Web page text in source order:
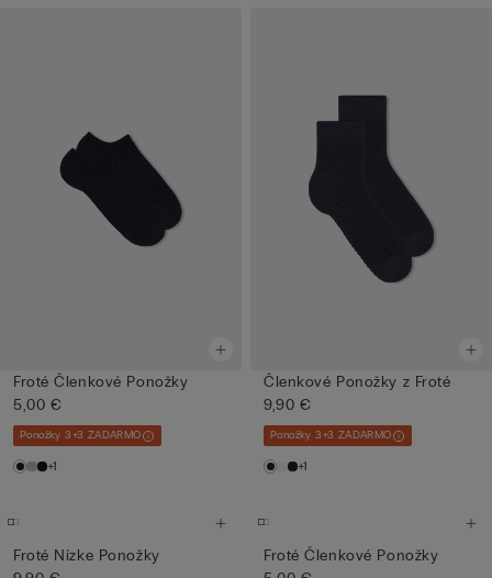
Froté Členkové Ponožky
5,00 €
Ponožky 3+3 ZADARMO
+1
Členkové Ponožky z Froté
9,90 €
Ponožky 3+3 ZADARMO
+1
Froté Nízke Ponožky
Froté Členkové Ponožky